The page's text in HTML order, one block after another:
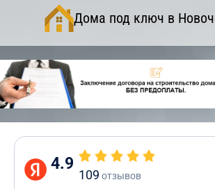
Дома под ключ в
4.9
109 отзывов